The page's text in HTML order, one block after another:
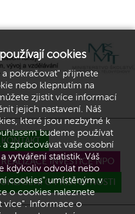
KONTAKT
INVESTICE NPO
O PŘÍSTUPNOSTI
cookies
pokračovat" přijmete
nebo klepnutím na
zjistit více informací
jejich nastavení. Náš
které jsou nezbytné k
budeme používat
zpracovávat vaše osobní
vytváření statistik. Váš
kdykoliv odvolat nebo
cookies" umístěným v
o cookies naleznete
více". Informace o